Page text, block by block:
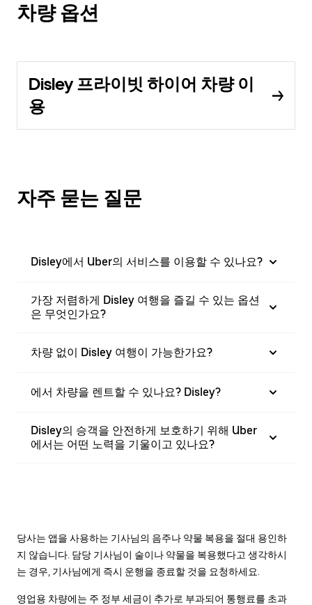
차량 옵션
Disley 프라이빗 하이어 차량 이
용
자주 묻는 질문
Disley에서 Uber의 서비스를 이용할 수 있나요?
가장 저렴하게 Disley 여행을 즐길 수 있는 옵션
은 무엇인가요?
차량 없이 Disley 여행이 가능한가요?
에서 차량을 렌트할 수 있나요? Disley?
Disley의 승객을 안전하게 보호하기 위해 Uber
에서는 어떤 노력을 기울이고 있나요?
당사는 앱을 사용하는 기사님의 음주나 약물 복용을 절대 용인하
지 않습니다. 담당 기사님이 술이나 약물을 복용했다고 생각하시
는 경우, 기사님에게 즉시 운행을 종료할 것을 요청하세요.
영업용 차량에는 주 정부 세금이 추가로 부과되어 통행료를 초과